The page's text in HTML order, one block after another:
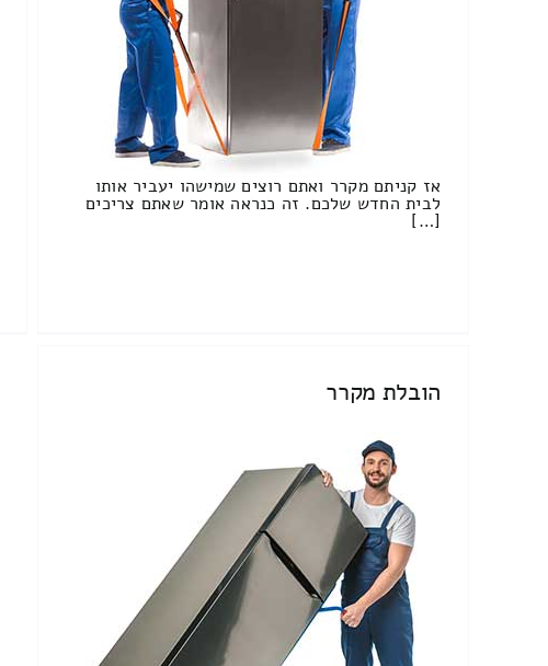
אז קניתם מקרר ואתם רוצים שמישהו יעביר אותו
לבית החדש שלכם. זה כנראה אומר שאתם צריכים
[…]
הובלת מקרר